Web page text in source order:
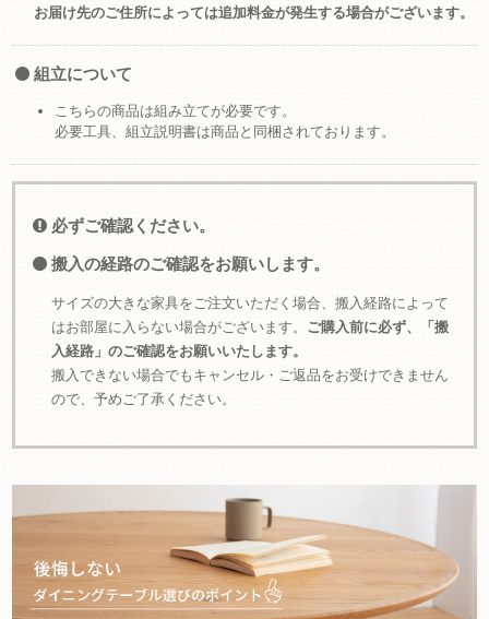
お届け先のご住所によっては追加料金が発生する場合がございます。
組立について
こちらの商品は組み立てが必要です。
必要工具、組立説明書は商品と同梱されております。
必ずご確認ください。
搬入の経路のご確認をお願いします。
サイズの大きな家具をご注文いただく場合、搬入経路によって
はお部屋に入らない場合がございます。 ご購入前に必ず、「搬
入経路」のご確認をお願いいたします。
搬入できない場合でもキャンセル・ご返品をお受けできません
ので、予めご了承ください。